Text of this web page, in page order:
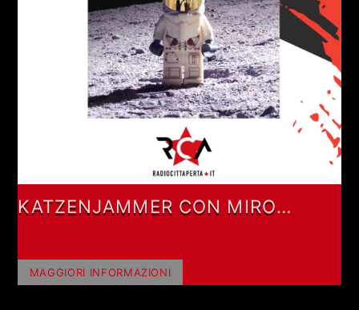
KATZENJAMMER CON MIRO
MAGGIORI INFORMAZIONI